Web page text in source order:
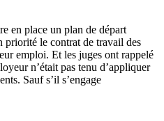
en place un plan de départ
priorité le contrat de travail des
emploi. Et les juges ont rappelé
n’était pas tenu d’appliquer
Sauf s’il s’engage